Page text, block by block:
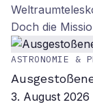
Doch die
ASTRONOMIE &
3. August 2026